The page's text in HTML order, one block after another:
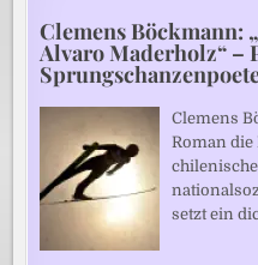
Clemens Böckmann:
Alvaro Maderholz“ –
Clemens
Roman
setzt ein